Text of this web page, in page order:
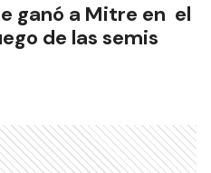
ganó a Mitre en el
de las semis